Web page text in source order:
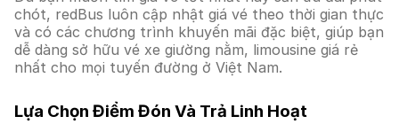
chót, redBus luôn cập nhật giá vé theo thời gian thực
và có các chương trình khuyến mãi đặc biệt, giúp bạn
dễ dàng sở hữu vé xe giường nằm, limousine giá rẻ
nhất cho mọi tuyến đường ở Việt Nam.
Lựa Chọn Điểm Đón Và Trả Linh Hoạt